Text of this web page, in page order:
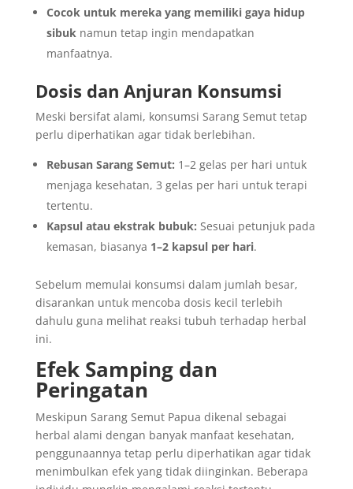
Cocok untuk mereka yang memiliki gaya hidup
sibuknamun tetap ingin mendapatkan
manfaatnya.
Dosis dan Anjuran Konsumsi
Meski bersifat alami, konsumsi Sarang Semut tetap
perlu diperhatikan agar tidak berlebihan.
Rebusan Sarang Semut: 1–2 gelas per hari untuk
menjaga kesehatan, 3 gelas per hari untuk terapi
tertentu.
Kapsul atau ekstrak bubuk: Sesuai petunjuk pada
kemasan, biasanya 1–2 kapsul per hari.
Sebelum memulai konsumsi dalam jumlah besar,
disarankan untuk mencoba dosis kecil terlebih
dahulu guna melihat reaksi tubuh terhadap herbal
ini.
Efek Samping dan
Peringatan
Meskipun Sarang Semut Papua dikenal sebagai
herbal alami dengan banyak manfaat kesehatan,
penggunaannya tetap perlu diperhatikan agar tidak
menimbulkan efek yang tidak diinginkan. Beberapa